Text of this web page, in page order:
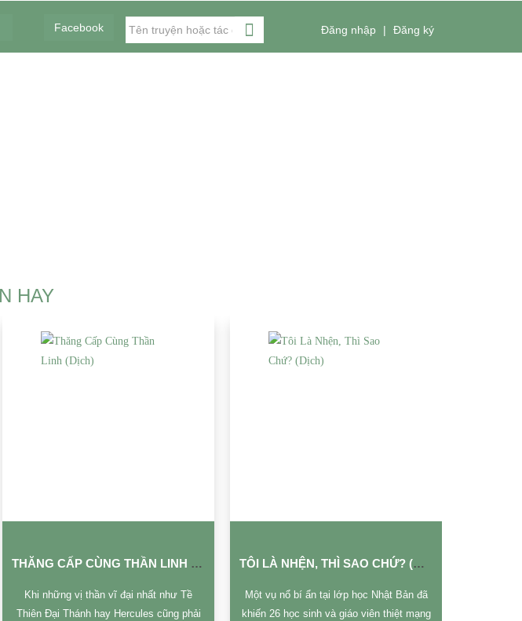
Facebook Đăng nhập | Đăng ký
HAY
THĂNG CẤP CÙNG THẦN LINH (DỊCH)
Khi những vị thần vĩ đại nhất như Tề
Thiên Đại Thánh hay Hercules cũng phải
TÔI LÀ NHỆN, THÌ SAO CHỨ? (DỊCH)
Một vụ nổ bí ẩn tại lớp học Nhật Bản đã
khiến 26 học sinh và giáo viên thiệt mạng